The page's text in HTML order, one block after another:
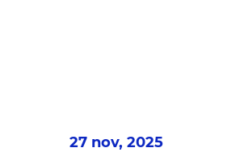
27 nov, 2025